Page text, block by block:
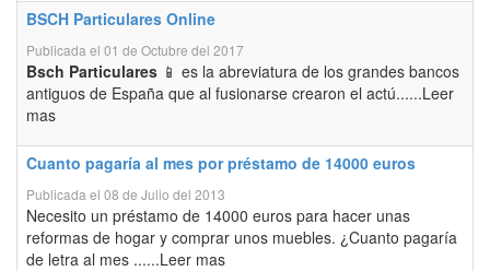
BSCH Particulares Online
Publicada el 01 de Octubre del 2017
Bsch Particulares 📱 es la abreviatura de los grandes bancos
antiguos de España que al fusionarse crearon el actú......Leer
mas
Cuanto pagaría al mes por préstamo de 14000 euros
Publicada el 08 de Julio del 2013
Necesito un préstamo de 14000 euros para hacer unas
reformas de hogar y comprar unos muebles. ¿Cuanto pagaría
de letra al mes ......Leer mas